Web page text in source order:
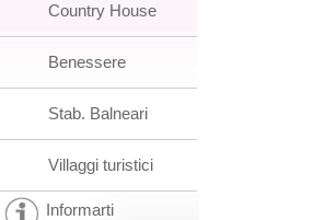
Country House
Benessere
Stab. Balneari
Villaggi turistici
Informarti